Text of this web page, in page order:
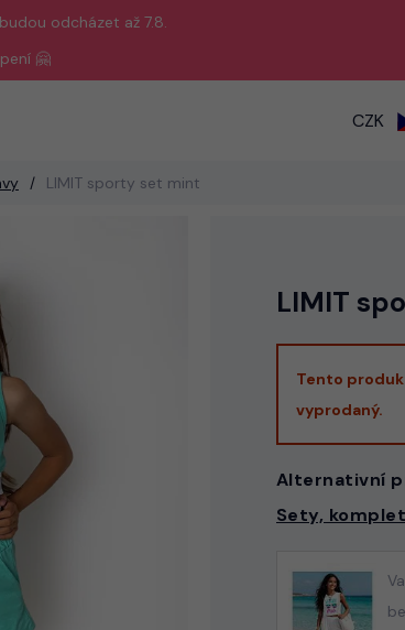
odcházet až 7.8.
🤗
CZK
LIMIT sporty set mint
LIMIT
Tento
vyprodaný.
Alternativní
Sety,